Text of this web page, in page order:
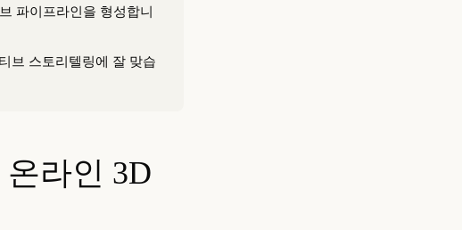
파이프라인을 형성합니
브 스토리텔링에 잘 맞습
라인 3D